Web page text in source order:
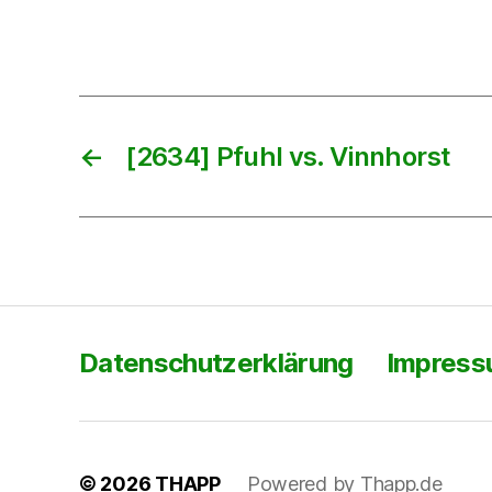
← [2634] Pfuhl vs. Vinnhorst
Datenschutzerklärung
© 2026 THAPP Powered by Thapp.de